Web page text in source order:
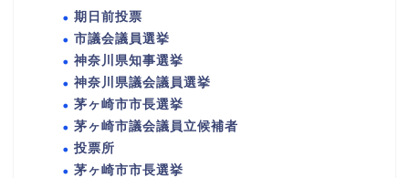
期日前投票
市議会議員選挙
神奈川県知事選挙
神奈川県議会議員選挙
茅ヶ崎市市長選挙
茅ヶ崎市議会議員立候補者
投票所
茅ヶ崎市市長選挙